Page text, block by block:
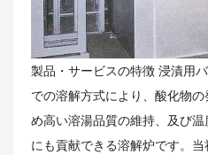
製品・サービスの特徴 浸漬用
での溶解方式により、酸化物
め高い溶湯品質の維持、及び
にも貢献できる溶解炉です。